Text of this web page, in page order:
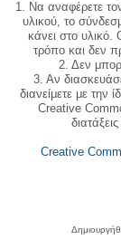
1. Να αναφέρετε
υλικού, το
κάνει στο
τρόπο και δεν
2. Δεν
3. Αν
διανείμετε με την
Creative
Creative